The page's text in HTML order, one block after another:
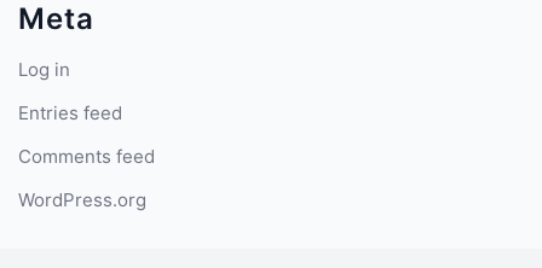
Meta
Log in
Entries feed
Comments feed
WordPress.org